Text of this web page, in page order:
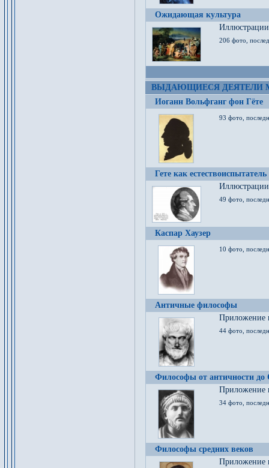
Ожидающая культура
206 фото,
ВЫДАЮЩИЕСЯ ДЕЯТЕЛИ
Иоганн Вольфганг фон Гёте
93 фото,
Гете как естествоиспытатель
49 фото,
Каспар Хаузер
10 фото,
Античные философы
Приложение
44 фото,
Философы от античности до
Приложение
34 фото,
Философы средних веков
Приложение